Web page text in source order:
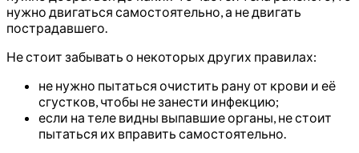
нужно двигаться самостоятельно, а не двигать
пострадавшего.
Не стоит забывать о некоторых других правилах:
не нужно пытаться очистить рану от крови и её
сгустков, чтобы не занести инфекцию;
если на теле видны выпавшие органы, не стоит
пытаться их вправить самостоятельно.